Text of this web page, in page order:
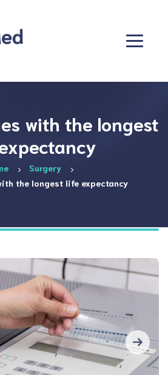
with the longest
Surgery
the longest life expectancy